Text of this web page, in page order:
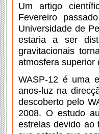
Um artigo
Fevereiro
Universidade de
estaria a ser
gravitacionais
atmosfera superior
WASP-12 é uma
anos-luz na
descoberto pelo
2008. O estudo
estrelas devido ao